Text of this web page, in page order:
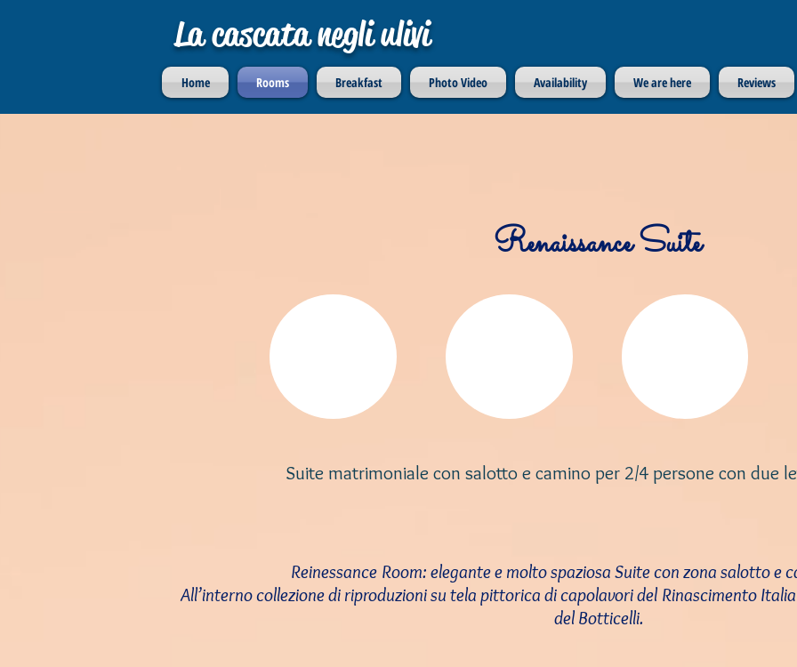
La cascata negli ulivi
Home Rooms Breakfast Photo Video Availability We are here Reviews
Renaissance Suite
Suite matrimoniale con salotto e camino per 2/4 persone con due
Reinessance Room: elegante e molto spaziosa Suite con zona salotto e
All’interno collezione di riproduzioni su tela pittorica di capolavori del Rinascimento
del Botticelli.